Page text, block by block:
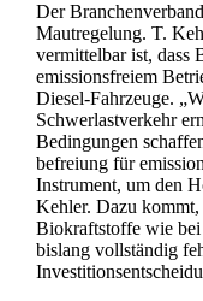
Der
Mautregelung. T.
vermittelbar ist,
emissionsfreiem
Diesel-Fahrzeuge.
Schwerlastverkehr
Bedingungen
befreiung für
Instrument, um den
Kehler. Dazu kommt,
Biokraftstoffe wie bei
bislang vollständig